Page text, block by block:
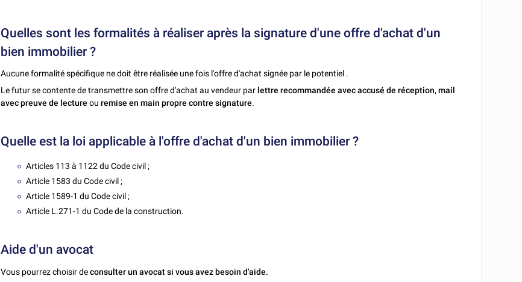
Quelles sont les formalités à réaliser après la signature d'une offre d'achat d'un
bien immobilier ?
Aucune formalité spécifique ne doit être réalisée une fois l'offre d'achat signée par le potentiel .
Le futur se contente de transmettre son offre d'achat au vendeur par lettre recommandée avec accusé de réception,mail
avec preuve de lecture ouremise en main propre contre signature.
Quelle est la loi applicable à l'offre d'achat d'un bien immobilier ?
Articles 113 à 1122 du Code civil ;
Article 1583 du Code civil ;
Article 1589-1 du Code civil ;
Article L.271-1 du Code de la construction.
Aide d'un avocat
Vous pourrez choisir deconsulter un avocat si vous avez besoin d'aide.